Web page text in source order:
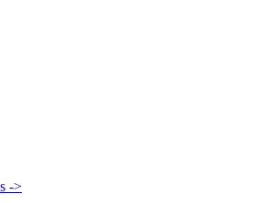
->